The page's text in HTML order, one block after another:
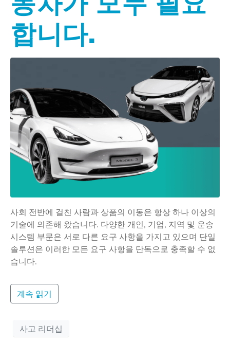
합니다.
사회 전반에 걸친 사람과 상품의 이동은 항상 하나 이상의
기술에 의존해 왔습니다. 다양한 개인, 기업, 지역 및 운송
시스템 부문은 서로 다른 요구 사항을 가지고 있으며 단일
솔루션은 이러한 모든 요구 사항을 단독으로 충족할 수 없
습니다.
계속 읽기
사고 리더십